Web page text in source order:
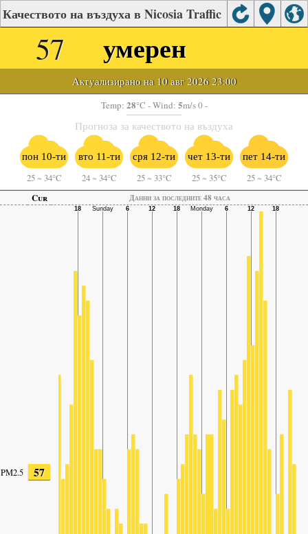
Качеството на въздуха в Nicosia Traffic
57 умерен
Актуализирано на 10 авг 2026 23:00
Temp: 28°C - Wind: 5m/s 0 -
Прогноза за качеството на въздуха
пон 10-ти
25 ~ 34°C
вто 11-ти
24 ~ 34°C
сря 12-ти
25 ~ 33°C
чет 13-ти
25 ~ 35°C
пет 14-ти
25 ~ 34°C
Cur
Данни за последните 48 часа
PM2.5 57